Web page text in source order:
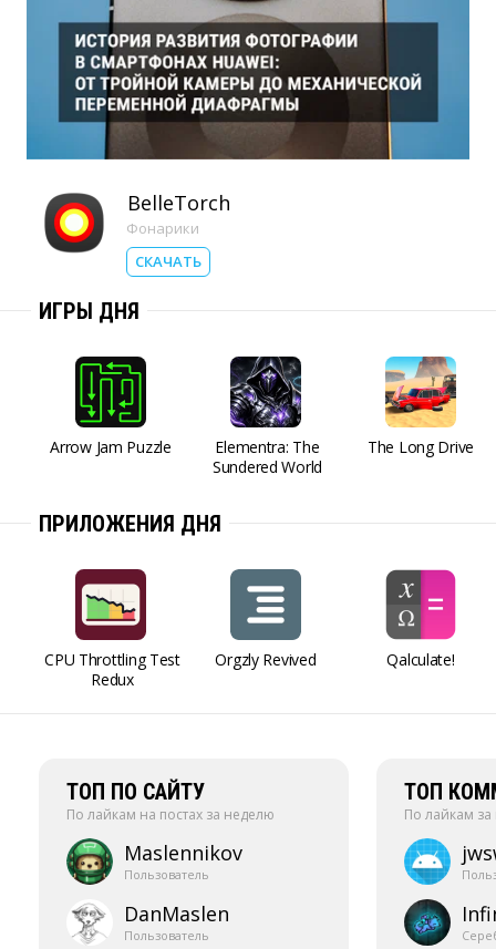
BelleTorch
Фонарики
СКАЧАТЬ
ИГРЫ ДНЯ
Arrow Jam Puzzle
Elementra: The
Sundered World
The Long Drive
ПРИЛОЖЕНИЯ ДНЯ
CPU Throttling Test
Redux
Orgzly Revived Qalculate!
ТОП ПО САЙТУ
По лайкам на постах за неделю
Maslennikov
Пользователь
DanMaslen
Пользователь
ТОП
По лайкам